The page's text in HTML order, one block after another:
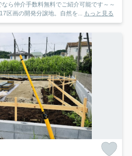
ら仲介手数料無料でご紹介可能です～～
区画の開発分譲地。自然を... もっと見る